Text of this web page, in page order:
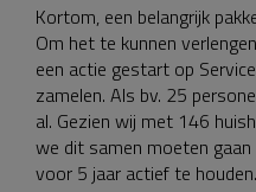
Kortom, een belangrijk
Om het te kunnen
een actie gestart op
zamelen. Als bv. 25
al. Gezien wij met 146
we dit samen moeten
voor 5 jaar actief te houden.